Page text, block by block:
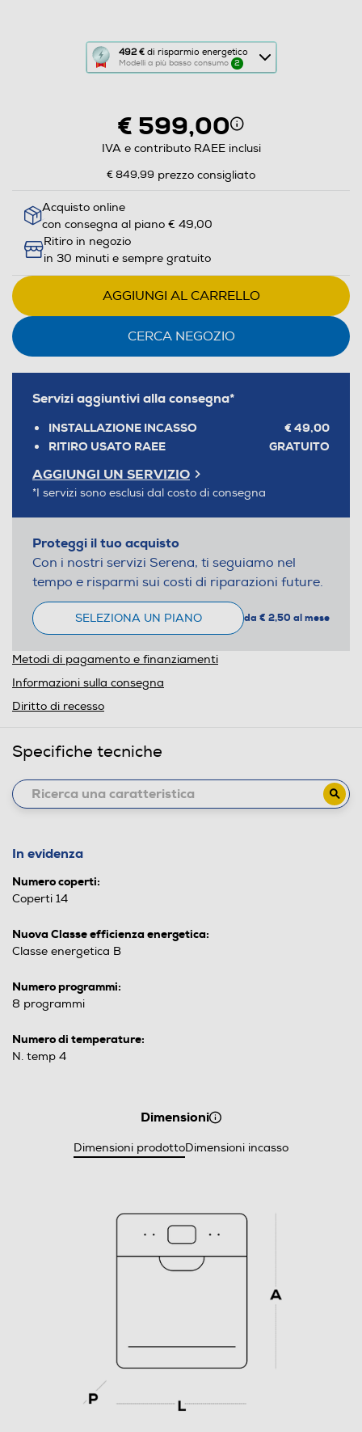
492 €di risparmio energetico
Modelli a più basso consumo 2
Questa
azione
Calcolatore
risparmio
di
Youreko.
€ 599,00
IVA e contributo RAEE inclusi
€ 849,99 prezzo consigliato
Acquisto online
con consegna al piano € 49,00
Ritiro in negozio
in 30 minuti e sempre gratuito
AGGIUNGI AL CARRELLO
CERCA NEGOZIO
Servizi aggiuntivi alla consegna*
INSTALLAZIONE INCASSO
€ 49,00
RITIRO USATO RAEE
GRATUITO
AGGIUNGI UN SERVIZIO
*I servizi sono esclusi dal costo di consegna
Proteggi il tuo acquisto
Con i nostri servizi Serena, ti seguiamo nel
tempo e risparmi sui costi di riparazioni future.
SELEZIONA UN PIANO da € 2,50 al mese
Metodi di pagamento e finanziamenti
Informazioni sulla consegna
Diritto di recesso
Specifiche tecniche
In evidenza
Numero coperti:
Coperti 14
Nuova Classe efficienza energetica:
Classe energetica B
Numero programmi:
8 programmi
Numero di temperature:
N. temp 4
Dimensioni
Dimensioni prodottoDimensioni incasso